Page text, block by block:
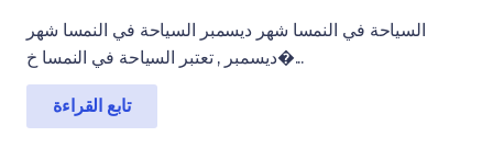
السياحة في النمسا شهر ديسمبر السياحة في النمسا شهر
ديسمبر , تعتبر السياحة في النمسا خ�...
تابع القراءة